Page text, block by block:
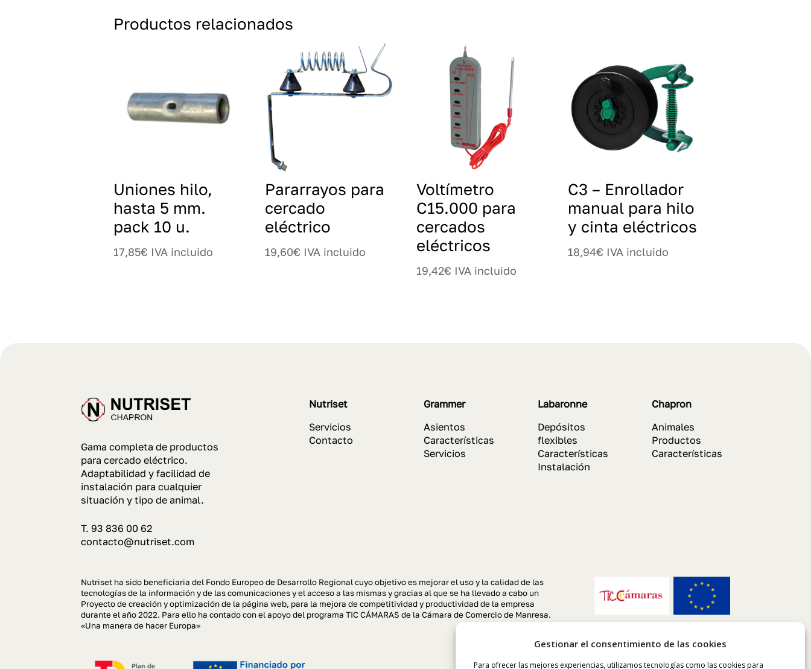
Gestionar el consentimiento de las cookies
Para ofrecer las mejores experiencias, utilizamos tecnologías como las cookies para
Productos relacionados
Uniones hilo,
hasta 5 mm.
pack 10 u.
17,85€ IVA incluido
Pararrayos para
cercado
eléctrico
19,60€ IVA incluido
Voltímetro
C15.000 para
cercados
eléctricos
19,42€ IVA incluido
C3 – Enrollador
manual para hilo
y cinta eléctricos
18,94€ IVA incluido
Gama completa de productos
para cercado eléctrico.
Adaptabilidad y facilidad de
instalación para cualquier
situación y tipo de animal.
T. 93 836 00 62
contacto@nutriset.com
Nutriset
Servicios
Contacto
Grammer
Asientos
Características
Servicios
Labaronne
Depósitos
flexibles
Características
Instalación
Chapron
Animales
Productos
Características
Nutriset ha sido beneficiaria del Fondo Europeo de Desarrollo Regional cuyo objetivo es mejorar el uso y la calidad de las
tecnologías de la información y de las comunicaciones y el acceso a las mismas y gracias al que se ha llevado a cabo un
Proyecto de creación y optimización de la página web, para la mejora de competitividad y productividad de la empresa
durante el año 2022. Para ello ha contado con el apoyo del programa TIC CÁMARAS de la Cámara de Comercio de Manresa.
«Una manera de hacer Europa»